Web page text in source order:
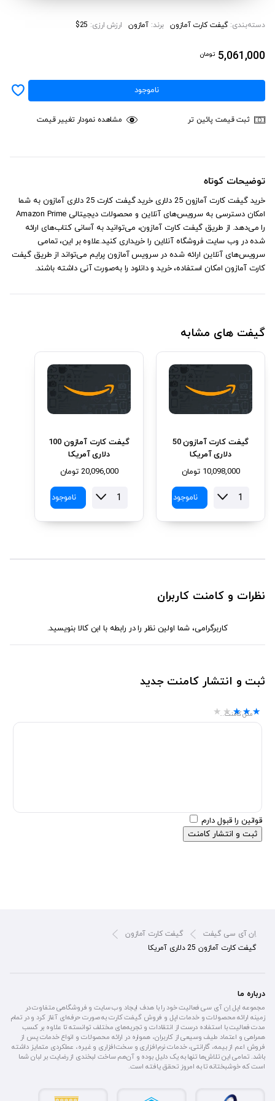
دسته‌بندی:گیفت کارت آمازون برند: آمازون ارزش ارزی: $25
5,061,000 تومان
ناموجود
ثبت قیمت پائین تر مشاهده نمودار تغییر قیمت
توضیحات کوتاه
خرید گیفت کارت آمازون 25 دلاری خرید گیفت کارت 25 دلاری آمازون به شما
امکان دسترسی به سرویس‌های آنلاین و محصولات دیجیتالی Amazon Prime
را می‌دهد. از طریق گیفت کارت آمازون، می‌توانید به آسانی کتاب‌های ارائه
شده در وب سایت فروشگاه آنلاین را خریداری کنید.علاوه بر این، تمامی
سرویس‌های آنلاین ارائه شده در سرویس آمازون پرایم می‌تواند از طریق گیفت
کارت آمازون امکان استفاده، خرید و دانلود را به‌صورت آنی داشته باشند.
گیفت های مشابه
گیفت کارت آمازون 50
دلاری آمریکا
10,098,000 تومان
ناموجود
گیفت کارت آمازون 100
دلاری آمریکا
20,096,000 تومان
ناموجود
نظرات و کامنت کاربران
کاربرگرامی، شما اولین نظر را در رابطه با ابن کالا بنویسید.
ثبت و انتشار کامنت جدید
★★★★★
★★★★★
★★★★★
متن کامنت...
قوانین را قبول دارم
ثبت و انتشار کامنت
اِن آی سی گیفت
گیفت کارت آمازون
گیفت کارت آمازون 25 دلاری آمریکا
درباره ما
مجموعه اپل اِن آی سی فعالیت خود را با هدف ایجاد وب سایت و فروشگاهی متفاوت در
زمینه ارائه محصولات و خدمات اپل و فروش گیفت کارت به صورت حرفه‌ای آغاز کرد و در تمام
مدت فعالیت با استفاده درست از انتقادات و تجربه‌های مختلف توانسته تا علاوه بر کسب
همراهی و اعتماد طیف وسیعی از کاربران، همواره در ارائه محصولات و انواع خدمات پس از
فروش اعم از بیمه، گارانتی، خدمات نرم‌افزاری و سخت‌افزاری و غیره، عملکردی متمایز داشته
باشد. تمامی این تلاش‌ها تنها به یک دلیل بوده و آن‌هم ساخت لبخندی از رضایت بر لبان شما
است که خوشبختانه تا به امروز تحقق یافته است.